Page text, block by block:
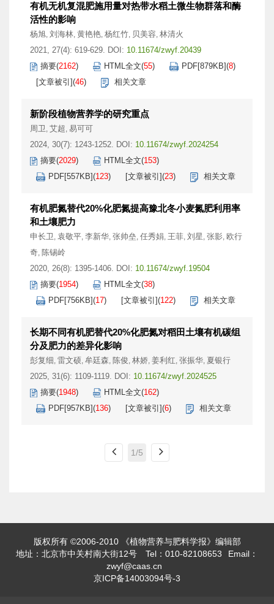
有机无机复混肥施用量对热带水稻土微生物群落和酶
活性的影响
杨旭, 刘海林, 黄艳艳, 杨红竹, 贝美容, 林清火
2021, 27(4): 619-629. DOI: 10.11674/zwyf.20439
摘要(2162) HTML全文(55) PDF[879KB](8)
[文章被引](46) 相关文章
新阶段植物营养学的研究重点
周卫, 艾超, 易可可
2024, 30(7): 1243-1252. DOI: 10.11674/zwyf.2024254
摘要(2029) HTML全文(153)
PDF[557KB](123) [文章被引](23) 相关文章
有机肥氮替代20%化肥氮提高豫北冬小麦氮肥利用率
和土壤肥力
申长卫, 袁敬平, 李新华, 张帅垒, 任秀娟, 王菲, 刘星, 张影, 欧行
奇, 陈锡岭
2020, 26(8): 1395-1406. DOI: 10.11674/zwyf.19504
摘要(1954) HTML全文(38)
PDF[756KB](17) [文章被引](122) 相关文章
长期不同有机肥替代20%化肥氮对稻田土壤有机碳组
分及肥力的差异化影响
彭复细, 雷文硕, 牟廷森, 陈俊, 林娇, 姜利红, 张振华, 夏银行
2025, 31(6): 1109-1119. DOI: 10.11674/zwyf.2024525
摘要(1948) HTML全文(162)
PDF[957KB](136) [文章被引](6) 相关文章
1/5
版权所有 ©2006-2010 《植物营养与肥料学报》编辑部
地址：北京市中关村南大街12号
Tel：010-82108653
Email：
zwyf@caas.cn
京ICP备14003094号-3